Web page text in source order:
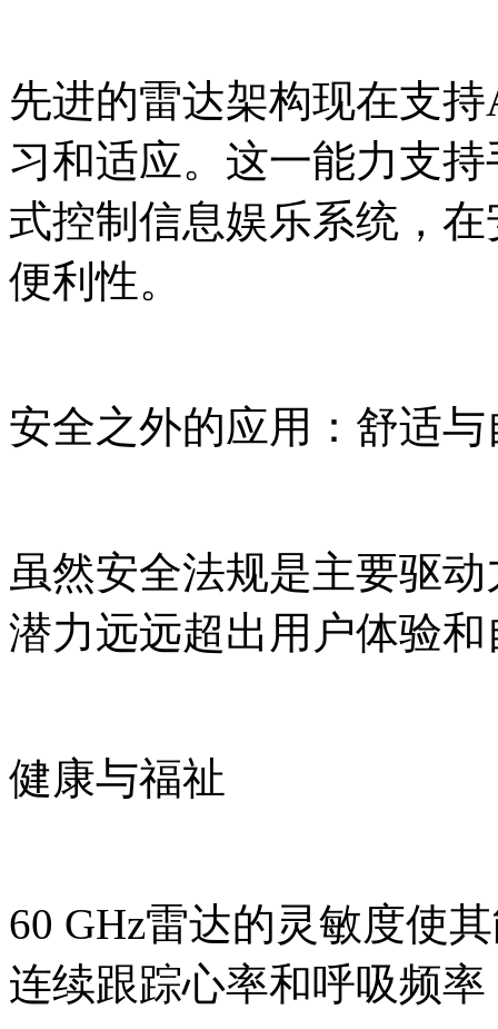
先进的雷达架构现在支
习和适应。这一能力支
式控制信息娱乐系统，
便利性。
安全之外的应用：舒适
虽然安全法规是主要驱
潜力远远超出用户体验
健康与福祉
60 GHz雷达的灵敏度使
连续跟踪心率和呼吸频